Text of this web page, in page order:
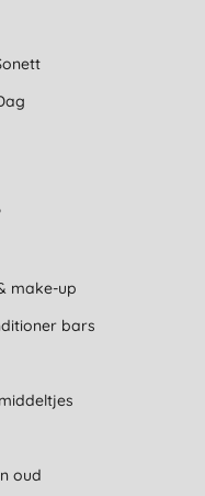
make-up
bars
oud